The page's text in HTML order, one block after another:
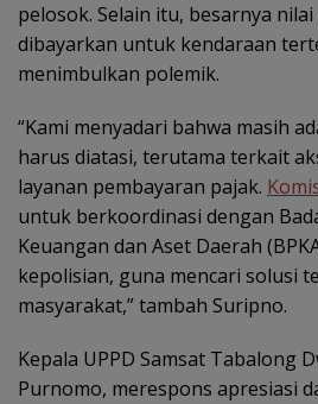
pelosok. Selain itu, besarnya
dibayarkan untuk kendaraan
menimbulkan polemik.
“Kami menyadari bahwa masih
harus diatasi, terutama terkait
layanan pembayaran pajak.
untuk berkoordinasi dengan
Keuangan dan Aset Daerah
kepolisian, guna mencari solusi
masyarakat,” tambah Suripno.
Kepala UPPD Samsat Tabalong
Purnomo, merespons apresiasi